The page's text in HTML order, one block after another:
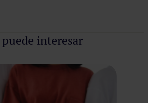
Pedir cita
interesar